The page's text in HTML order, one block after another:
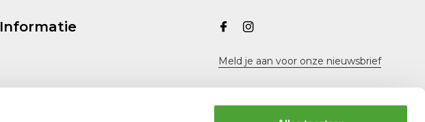
Informatie
Meld je aan voor onze nieuwsbrief